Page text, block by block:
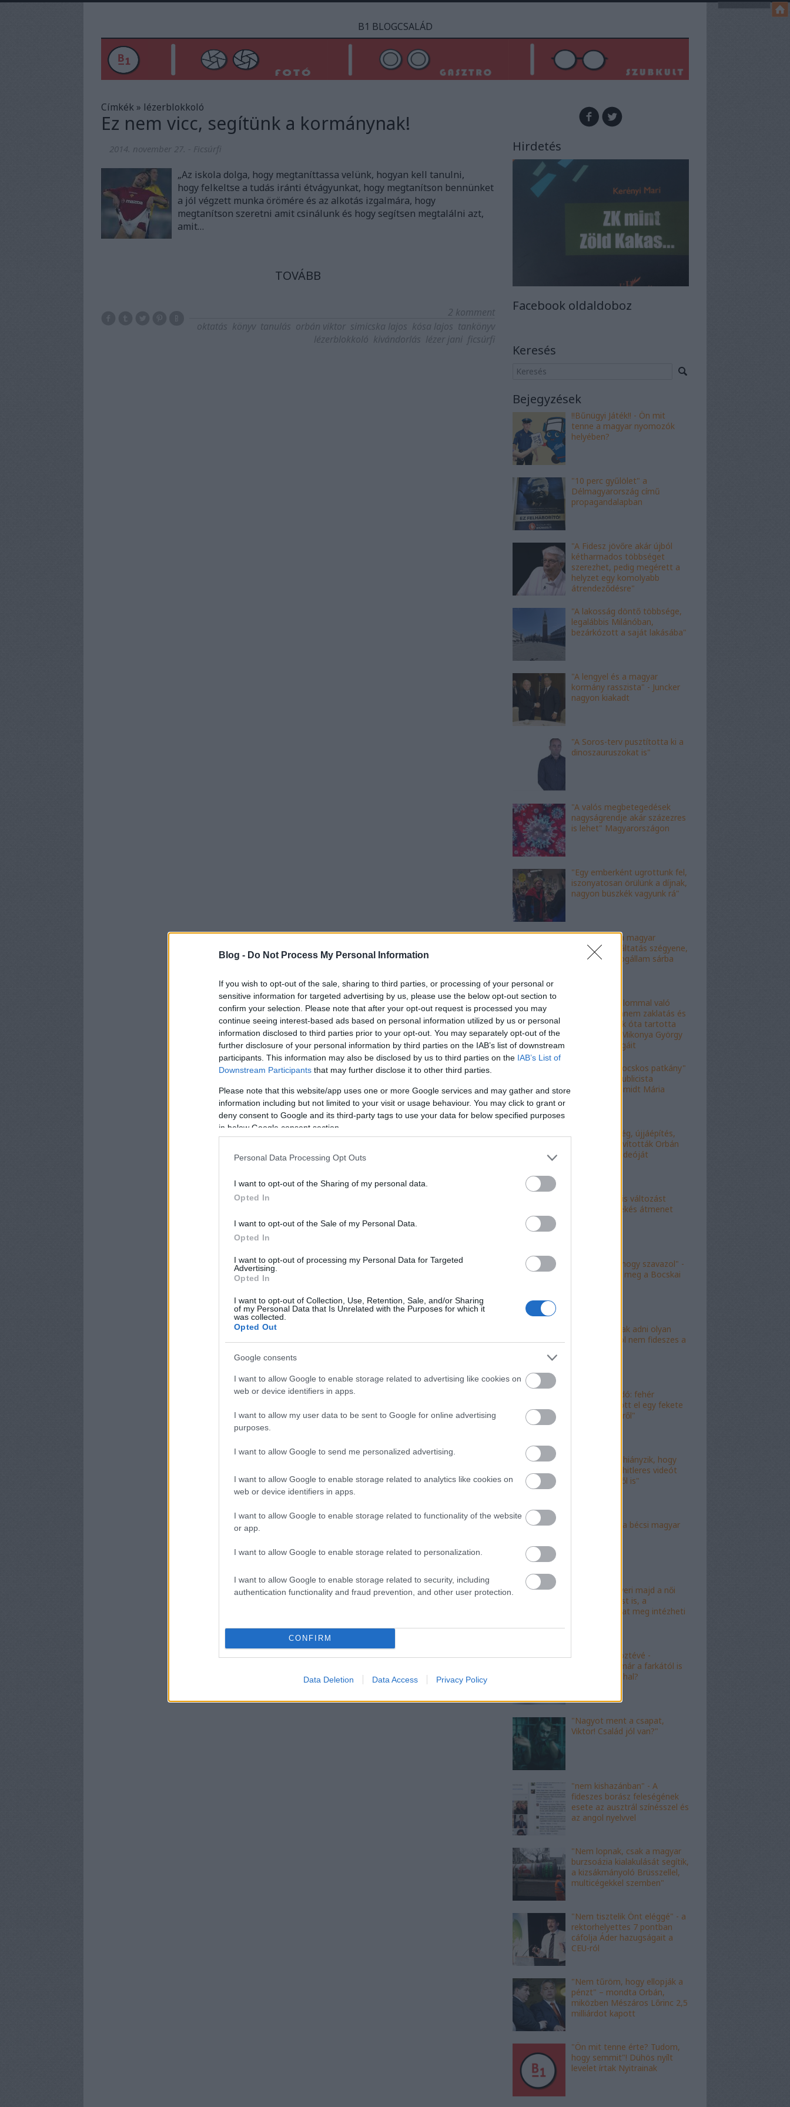
Blog - Do Not Process My Personal Information
If you wish to opt-out of the sale, sharing to third parties, or processing of your personal or
sensitive information for targeted advertising by us, please use the below opt-out section to
confirm your selection. Please note that after your opt-out request is processed you may
continue seeing interest-based ads based on personal information utilized by us or personal
information disclosed to third parties prior to your opt-out. You may separately opt-out of the
further disclosure of your personal information by third parties on the IAB’s list of downstream
participants. This information may also be disclosed by us to third parties on the IAB’s List of
Downstream Participants that may further disclose it to other third parties.
Please note that this website/app uses one or more Google services and may gather and store
information including but not limited to your visit or usage behaviour. You may click to grant or
deny consent to Google and its third-party tags to use your data for below specified purposes
in below Google consent section.
Personal Data Processing Opt Outs
I want to opt-out of the Sharing of my personal data.
Opted In
I want to opt-out of the Sale of my Personal Data.
Opted In
I want to opt-out of processing my Personal Data for Targeted
Advertising.
Opted In
I want to opt-out of Collection, Use, Retention, Sale, and/or Sharing
of my Personal Data that Is Unrelated with the Purposes for which it
was collected.
Opted Out
Google consents
I want to allow Google to enable storage related to advertising like cookies on
web or device identifiers in apps.
I want to allow my user data to be sent to Google for online advertising
purposes.
I want to allow Google to send me personalized advertising.
I want to allow Google to enable storage related to analytics like cookies on
web or device identifiers in apps.
I want to allow Google to enable storage related to functionality of the website
or app.
I want to allow Google to enable storage related to personalization.
I want to allow Google to enable storage related to security, including
authentication functionality and fraud prevention, and other user protection.
CONFIRM
Data Deletion Data Access Privacy Policy
B1 BLOGCSALÁD
Címkék» lézerblokkoló
Ez nem vicc, segítünk a kormánynak!
2014. november 27. - Ficsúrfi
„Az iskola dolga, hogy megtaníttassa velünk, hogyan kell tanulni,
hogy felkeltse a tudás iránti étvágyunkat, hogy megtanítson bennünket
a jól végzett munka örömére és az alkotás izgalmára, hogy
megtanítson szeretni amit csinálunk és hogy segítsen megtalálni azt,
amit…
TOVÁBB
2 komment
oktatás könyv tanulás orbán viktor simicska lajos kósa lajos tankönyv
lézerblokkoló kivándorlás lézer jani ficsúrfi
Hirdetés
Facebook oldaldoboz
Keresés
Bejegyzések
!!Bűnügyi Játék!! - Ön mit
tenne a magyar nyomozók
helyében?
"10 perc gyűlölet" a
Délmagyarország című
propagandalapban
"A Fidesz jövőre akár újból
kétharmados többséget
szerezhet, pedig megérett a
helyzet egy komolyabb
átrendeződésre"
"A lakosság döntő többsége,
legalábbis Milánóban,
bezárkózott a saját lakásába"
"A lengyel és a magyar
kormány rasszista" - Juncker
nagyon kiakadt
"A Soros-terv pusztította ki a
dinoszauruszokat is"
"A valós megbetegedések
nagyságrendje akár százezres
is lehet" Magyarországon
"Egy emberként ugrottunk fel,
iszonyatosan örülünk a díjnak,
nagyon büszkék vagyunk rá"
"Ez az ítélet a magyar
igazságszolgáltatás szégyene,
az eljárás a jogállam sárba
"Ez nem hatalommal való
visszaélés, hanem zaklatás és
erőszak": évek óta tartotta
rettegésben Mikonya György
dékán a kollégáit
"Figyelj, te mocskos patkány"
- a fideszes publicista
nekiesett Schmidt Mária
"Kell-e segítség, újjáépítés,
bármi?" - Kijavították Orbán
telefonálós videóját
"Kokó radikális változást
akart, én a békés átmenet
"Köszönöm, hogy szavazol" -
molinó jelent meg a Bocskai
"Lóf.szt fognak adni olyan
területre, ahol nem fideszes a
"Magyar híradó: fehér
gyereket lopott el egy fekete
férfi az erkélyről"
"Már csak az hiányzik, hogy
valami idióta hitleres videót
csináljon ebből is"
"Mély torok" a bécsi magyar
"Mészáros nyeri majd a női
kalapácsvetést is, a
kabalafigurákat meg intézheti
"Minőségi" köztévé -
hamarosan, már a farkától is
bűzleni fog a hal?
"Nagyot ment a csapat,
Viktor! Család jól van?"
"nem kishazánban" - A
fideszes borász feleségének
esete az ausztrál színésszel és
az angol nyelvvel
"Nem lopnak, csak a magyar
burzsoázia kialakulását segítik,
a kizsákmányoló Brüsszellel,
multicégekkel szemben"
"Nem tisztelik Önt eléggé" - a
rektorhelyettes 7 pontban
cáfolja Áder hazugságait a
CEU-ról
"Nem tűröm, hogy ellopják a
pénzt" – mondta Orbán,
miközben Mészáros Lőrinc 2,5
milliárdot kapott
"Ön mit tenne érte? Tudom,
hogy semmit"! Dühös nyílt
levelet írtak Nyitrainak